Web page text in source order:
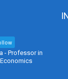
- Professor in